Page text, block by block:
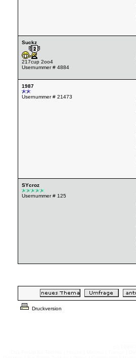
Suckz
217cup 2oo4
Usernummer # 4884
1987
Usernummer # 21473
SYcroz
Usernummer # 125
Druckversion